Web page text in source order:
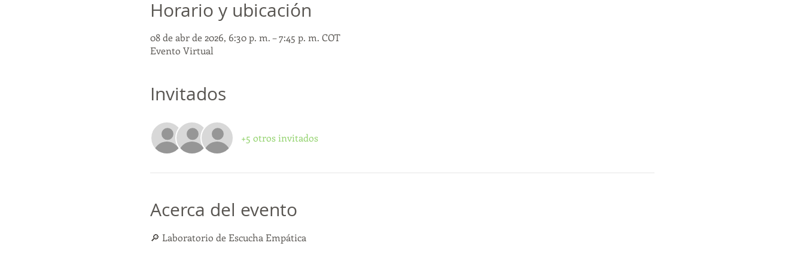
Horario y ubicación
08 de abr de 2026, 6:30 p. m. – 7:45 p. m. COT
Evento Virtual
Invitados
+5 otros invitados
Acerca del evento
🔎 Laboratorio de Escucha Empática